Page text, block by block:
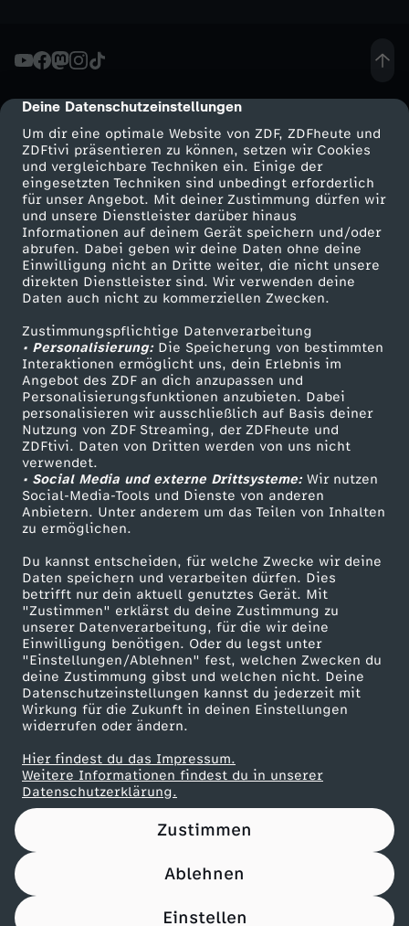
cmp-dialog-description
Deine Datenschutzeinstellungen
Um dir eine optimale Website von ZDF, ZDFheute und
ZDFtivi präsentieren zu können, setzen wir Cookies
und vergleichbare Techniken ein. Einige der
eingesetzten Techniken sind unbedingt erforderlich
für unser Angebot. Mit deiner Zustimmung dürfen wir
und unsere Dienstleister darüber hinaus
Informationen auf deinem Gerät speichern und/oder
abrufen. Dabei geben wir deine Daten ohne deine
Einwilligung nicht an Dritte weiter, die nicht unsere
direkten Dienstleister sind. Wir verwenden deine
Daten auch nicht zu kommerziellen Zwecken.
Zustimmungspflichtige Datenverarbeitung
• Personalisierung:Die Speicherung von bestimmten
Interaktionen ermöglicht uns, dein Erlebnis im
Angebot des ZDF an dich anzupassen und
Personalisierungsfunktionen anzubieten. Dabei
personalisieren wir ausschließlich auf Basis deiner
Nutzung von ZDF Streaming, der ZDFheute und
ZDFtivi. Daten von Dritten werden von uns nicht
verwendet.
• Social Media und externe Drittsysteme:Wir nutzen
Social-Media-Tools und Dienste von anderen
Anbietern. Unter anderem um das Teilen von Inhalten
zu ermöglichen.
Du kannst entscheiden, für welche Zwecke wir deine
Daten speichern und verarbeiten dürfen. Dies
betrifft nur dein aktuell genutztes Gerät. Mit
"Zustimmen" erklärst du deine Zustimmung zu
unserer Datenverarbeitung, für die wir deine
Einwilligung benötigen. Oder du legst unter
"Einstellungen/Ablehnen" fest, welchen Zwecken du
deine Zustimmung gibst und welchen nicht. Deine
Datenschutzeinstellungen kannst du jederzeit mit
Wirkung für die Zukunft in deinen Einstellungen
widerrufen oder ändern.
Hier findest du das Impressum.
Weitere Informationen findest du in unserer
Datenschutzerklärung.
Zustimmen
Ablehnen
Einstellen
Mehr ZDF
ZDF-Apps
Smart TV
ZDFtext
Livestreams
Sendungen A-Z
TV-Programm
Service
ZDFmitreden
Kontakt zum ZDF
Tickets
Zuschauerservice
Hilfe
ZDF Unternehmen
Karriere
ZDF goes Schule
Werbefernsehen
Mainzelmännchen
Partner
Nutzungsbedingungen
Impressum